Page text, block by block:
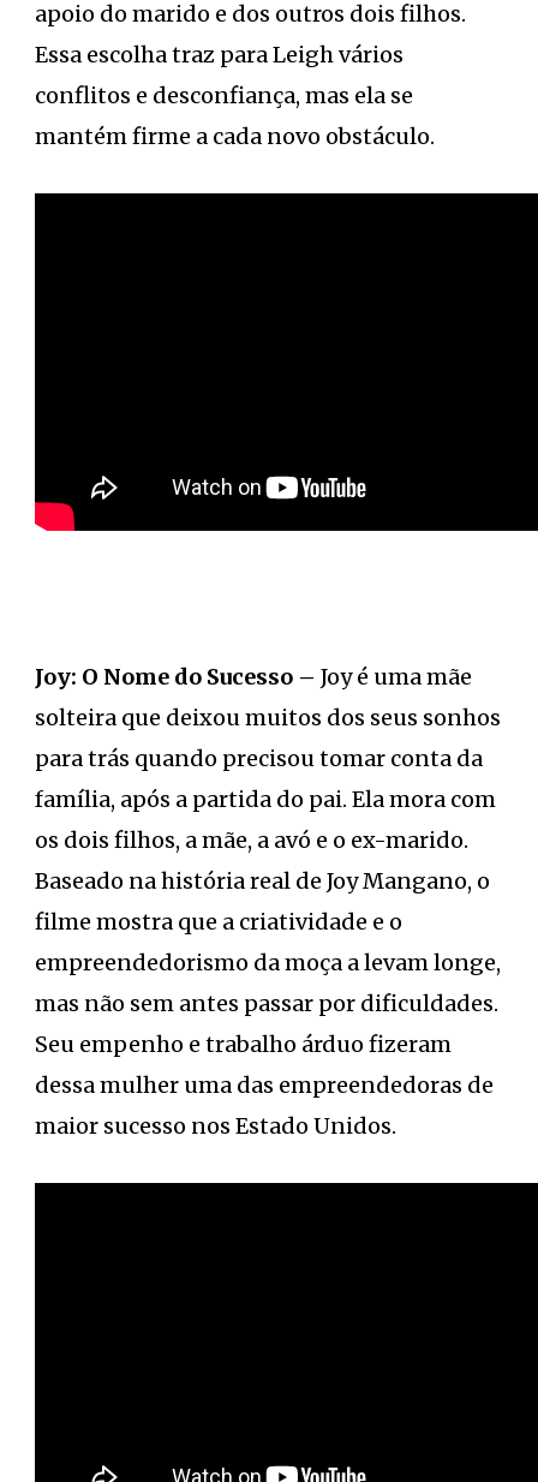
apoio do marido e dos outros dois filhos.
Essa escolha traz para Leigh vários
conflitos e desconfiança, mas ela se
mantém firme a cada novo obstáculo.
Joy: O Nome do Sucesso – Joy é uma mãe
solteira que deixou muitos dos seus sonhos
para trás quando precisou tomar conta da
família, após a partida do pai. Ela mora com
os dois filhos, a mãe, a avó e o ex-marido.
Baseado na história real de Joy Mangano, o
filme mostra que a criatividade e o
empreendedorismo da moça a levam longe,
mas não sem antes passar por dificuldades.
Seu empenho e trabalho árduo fizeram
dessa mulher uma das empreendedoras de
maior sucesso nos Estado Unidos.